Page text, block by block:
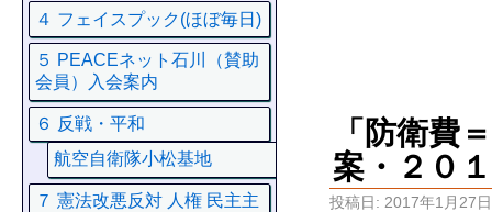
「防衛費
案・２０
投稿日: 2017年1月27日
４ フェイスプック(ほぼ毎日)
５ PEACEネット石川（賛助
会員）入会案内
６ 反戦・平和
航空自衛隊小松基地
７ 憲法改悪反対 人権 民主主